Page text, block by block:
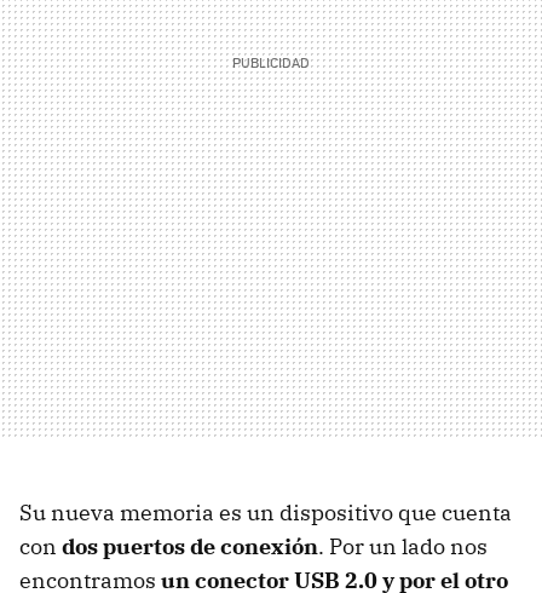
Su nueva memoria es un dispositivo que cuenta
con dos puertos de conexión. Por un lado nos
encontramos un conector USB 2.0 y por el otro